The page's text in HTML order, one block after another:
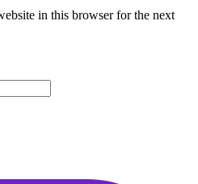
in this browser for the next